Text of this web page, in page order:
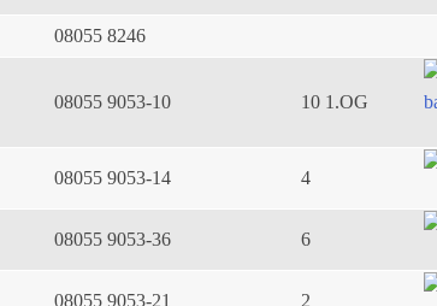
08055 8246
08055 9053-10
10 1.OG
08055 9053-14 4
08055 9053-36 6
08055 9053-21 2